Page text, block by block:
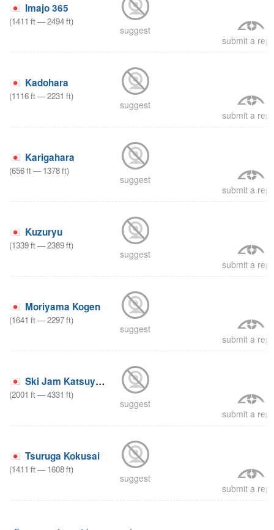
Imajo 365
(1411 ft—2494ft)
suggest
submit a
Kadohara
(1116ft—2231 ft)
suggest
submit a
Karigahara
(656ft—1378ft)
suggest
submit a
Kuzuryu
(1339ft—2389ft)
suggest
submit a
Moriyama Kogen
(1641 ft—2297ft)
suggest
submit a
Ski Jam Katsuyama
(2001 ft—4331 ft)
suggest
submit a
Tsuruga Kokusai
(1411 ft—1608ft)
suggest
submit a